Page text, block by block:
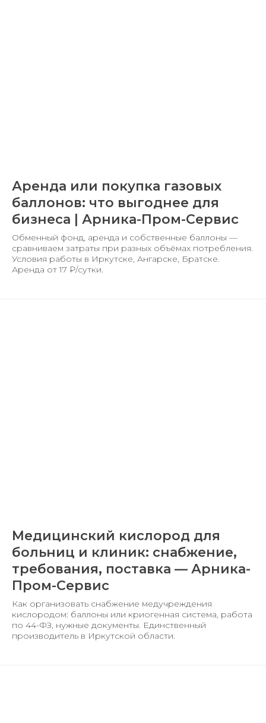
Аренда или покупка газовых
баллонов: что выгоднее для
бизнеса | Арника-Пром-Сервис
Обменный фонд, аренда и собственные баллоны —
сравниваем затраты при разных объёмах потребления.
Условия работы в Иркутске, Ангарске, Братске.
Аренда от 17 ₽/сутки.
Медицинский кислород для
больниц и клиник: снабжение,
требования, поставка — Арника-
Пром-Сервис
Как организовать снабжение медучреждения
кислородом: баллоны или криогенная система, работа
по 44-ФЗ, нужные документы. Единственный
производитель в Иркутской области.